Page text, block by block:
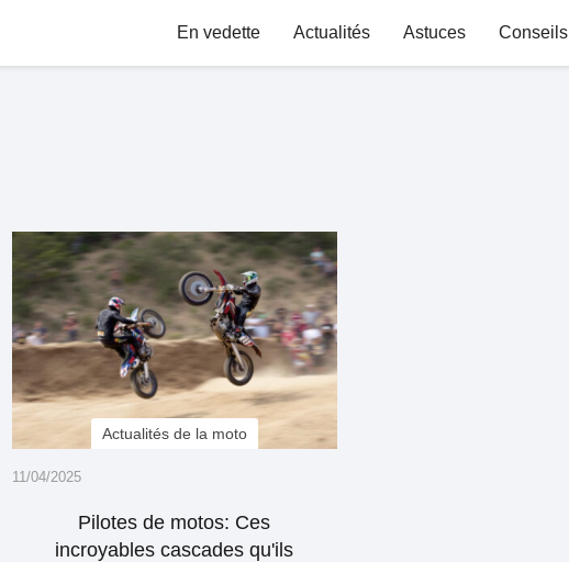
En vedette Actualités Astuces Conseils
Actualités de la moto
11/04/2025
Pilotes de motos: Ces
incroyables cascades qu'ils